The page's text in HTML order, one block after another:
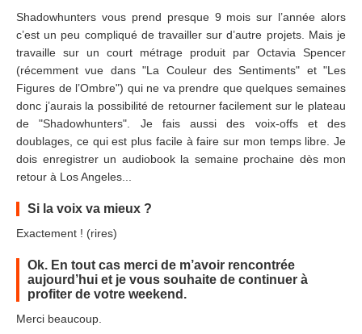
Shadowhunters vous prend presque 9 mois sur l’année alors
c’est un peu compliqué de travailler sur d’autre projets. Mais je
travaille sur un court métrage produit par Octavia Spencer
(récemment vue dans "La Couleur des Sentiments" et "Les
Figures de l’Ombre") qui ne va prendre que quelques semaines
donc j’aurais la possibilité de retourner facilement sur le plateau
de "Shadowhunters". Je fais aussi des voix-offs et des
doublages, ce qui est plus facile à faire sur mon temps libre. Je
dois enregistrer un audiobook la semaine prochaine dès mon
retour à Los Angeles...
Si la voix va mieux ?
Exactement ! (rires)
Ok. En tout cas merci de m’avoir rencontrée
aujourd’hui et je vous souhaite de continuer à
profiter de votre weekend.
Merci beaucoup.